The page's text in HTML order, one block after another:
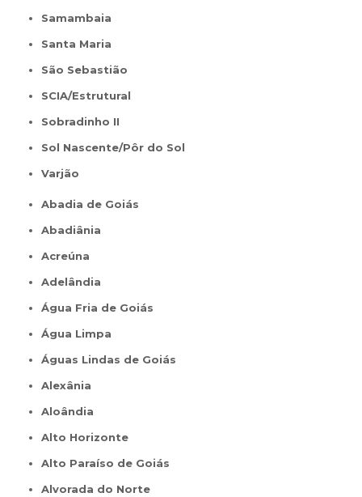
Samambaia
Santa Maria
São Sebastião
SCIA/Estrutural
Sobradinho II
Sol Nascente/Pôr do Sol
Varjão
Abadia de Goiás
Abadiânia
Acreúna
Adelândia
Água Fria de Goiás
Água Limpa
Águas Lindas de Goiás
Alexânia
Aloândia
Alto Horizonte
Alto Paraíso de Goiás
Alvorada do Norte